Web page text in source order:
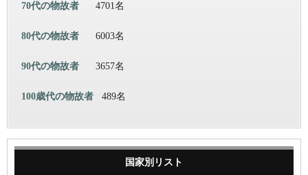
70代の物故者 4701名
80代の物故者 6003名
90代の物故者 3657名
100歳代の物故者 489名
国家別リスト